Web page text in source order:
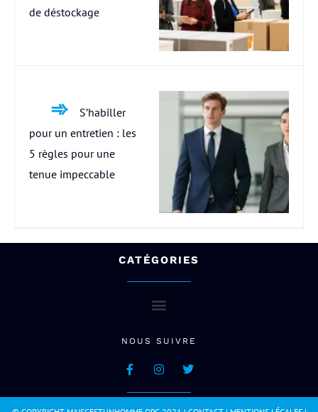
de déstockage
S’habiller
pour un entretien : les
5 règles pour une
tenue impeccable
CATÉGORIES
NOUS SUIVRE